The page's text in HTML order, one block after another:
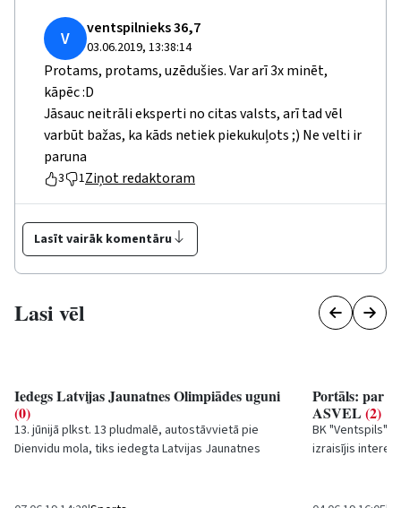
V ventspilnieks 36,7
03.06.2019, 13:38:14
Protams, protams, uzēdušies. Var arī 3x minēt,
kāpēc :D
Jāsauc neitrāli eksperti no citas valsts, arī tad vēl
varbūt bažas, ka kāds netiek piekukuļots ;) Ne velti ir
paruna
3 1Ziņot redaktoram
Lasīt vairāk komentāru
Lasi vēl
Iedegs Latvijas Jaunatnes Olimpiādes uguni
(0)
13. jūnijā plkst. 13 pludmalē, autostāvvietā pie
Dienvidu mola, tiks iedegta Latvijas Jaunatnes
Portāls: par
ASVEL (2)
BK "Ventspils"
izraisījis interesi